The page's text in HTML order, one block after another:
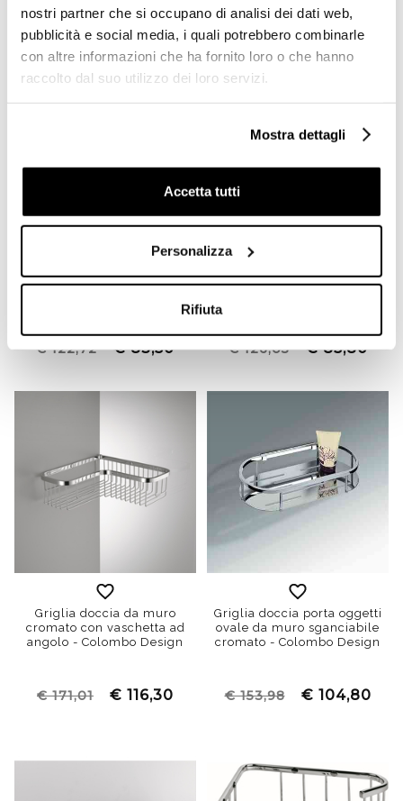
nostri partner che si occupano di analisi dei dati web,
pubblicità e social media, i quali potrebbero combinarle
con altre informazioni che ha fornito loro o che hanno
raccolto dal suo utilizzo dei loro servizi.
Mostra dettagli
Accetta tutti
Personalizza
Rifiuta
cromato con vaschetta
€ 122,72 € 83,50
muro cromato stile classico
€ 126,05 € 85,80
Griglia doccia da muro
cromato con vaschetta ad
angolo - Colombo Design
€ 171,01 € 116,30
Griglia doccia porta oggetti
ovale da muro sganciabile
cromato - Colombo Design
€ 153,98 € 104,80